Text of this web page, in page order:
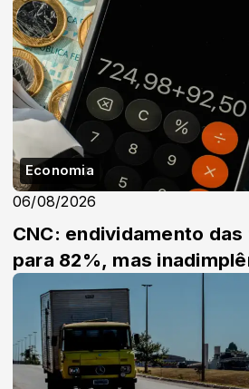
Economia
06/08/2026
CNC: endividamento
para 82%, mas